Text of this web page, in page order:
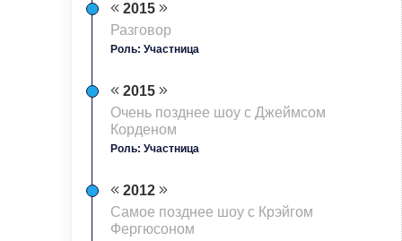
2015
Разговор
Роль: Участница
2015
Очень позднее шоу с Джеймсом
Корденом
Роль: Участница
2012
Самое позднее шоу с Крэйгом
Фергюсоном